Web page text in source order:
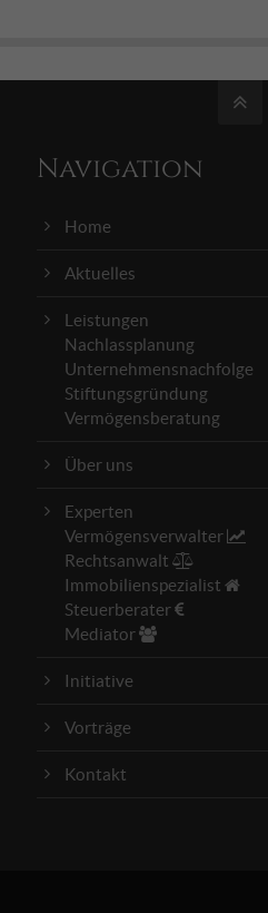
Navigation
Home
Aktuelles
Leistungen
Nachlassplanung
Unternehmensnachfolge
Stiftungsgründung
Vermögensberatung
Über uns
Experten
Vermögensverwalter
Rechtsanwalt
Immobilienspezialist
Steuerberater
Mediator
Initiative
Vorträge
Kontakt